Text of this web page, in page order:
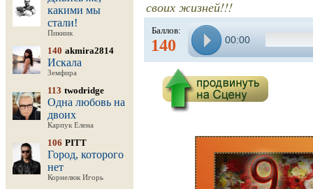
какими мы
стали!
Пикник
140 akmira2814
Искала
Земфира
113 twodridge
Одна любовь на
двоих
Карпук Елена
106 PITT
Город, которого
нет
Корнелюк Игорь
своих жизней!!!
Баллов:
140 00:00